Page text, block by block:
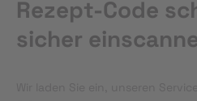
Rezept-Code
sicher